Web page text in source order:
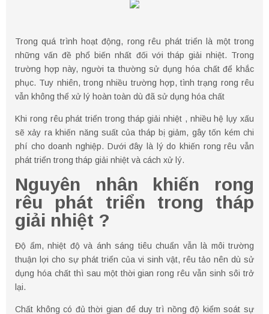
Trong quá trình hoạt động, rong rêu phát triển là một trong
những vấn đề phổ biến nhất đối với tháp giải nhiệt. Trong
trường hợp này, người ta thường sử dụng hóa chất để khắc
phục. Tuy nhiên, trong nhiều trường hợp, tình trạng rong rêu
vẫn không thể xử lý hoàn toàn dù đã sử dụng hóa chất
Khi rong rêu phát triển trong tháp giải nhiệt , nhiều hệ lụy xấu
sẽ xảy ra khiến năng suất của tháp bị giảm, gây tốn kém chi
phí cho doanh nghiệp. Dưới đây là lý do khiến rong rêu vẫn
phát triển trong tháp giải nhiệt và cách xử lý.
Nguyên nhân khiến rong
rêu phát triển trong tháp
giải nhiệt ?
Độ ẩm, nhiệt độ và ánh sáng tiêu chuẩn vẫn là môi trường
thuận lợi cho sự phát triển của vi sinh vật, rêu tảo nên dù sử
dụng hóa chất thì sau một thời gian rong rêu vẫn sinh sôi trở
lại.
Chất không có đủ thời gian để duy trì nồng độ kiểm soát sự